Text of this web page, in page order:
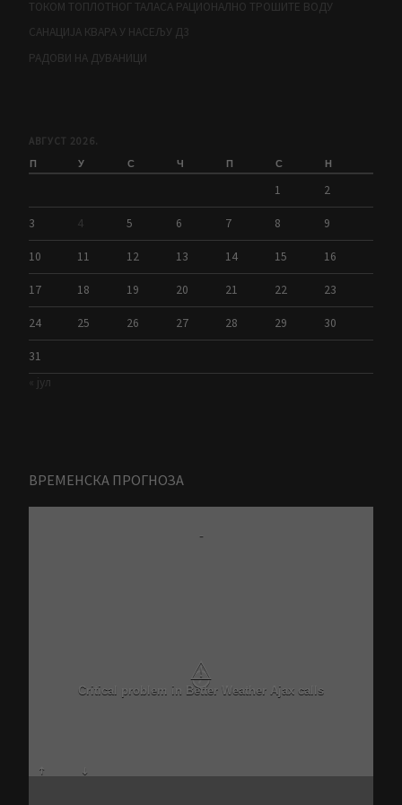
ТОКОМ ТОПЛОТНОГ ТАЛАСА РАЦИОНАЛНО ТРОШИТЕ ВОДУ
САНАЦИЈА КВАРА У НАСЕЉУ Д3
РАДОВИ НА ДУВАНИЦИ
АВГУСТ 2026.
П У С Ч П С Н
1 2
3 4 5 6 7 8 9
10 11 12 13 14 15 16
17 18 19 20 21 22 23
24 25 26 27 28 29 30
31
« јул
ВРЕМЕНСКА ПРОГНОЗА
-